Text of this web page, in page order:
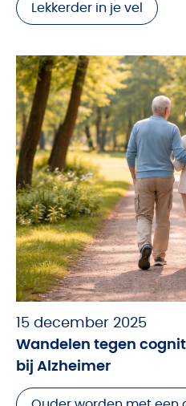
Lekkerder in je vel
15 december 2025
Wandelen tegen
bij Alzheimer